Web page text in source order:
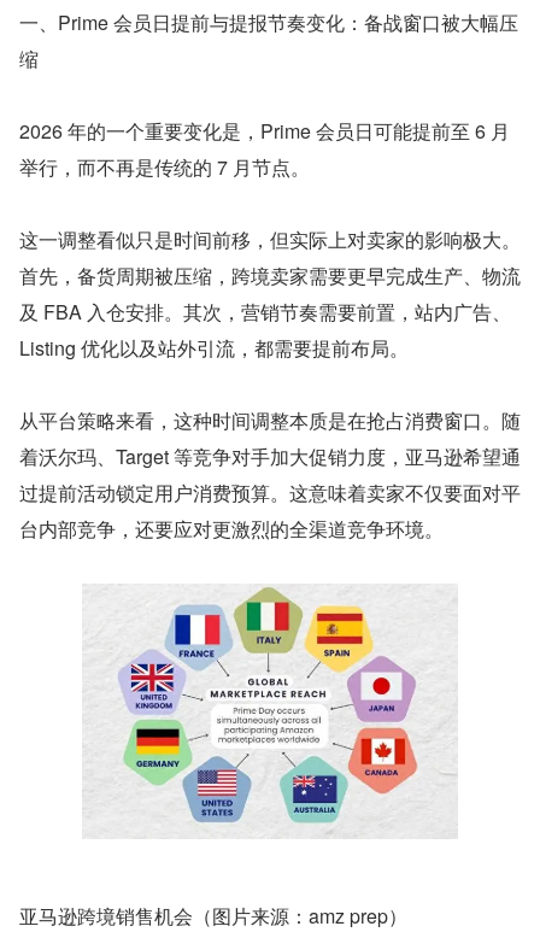
一、Prime 会员日提前与提报节奏变化：备战窗口被大幅压
缩
2026 年的一个重要变化是，Prime 会员日可能提前至 6 月
举行，而不再是传统的 7 月节点。
这一调整看似只是时间前移，但实际上对卖家的影响极大。
首先，备货周期被压缩，跨境卖家需要更早完成生产、物流
及 FBA 入仓安排。其次，营销节奏需要前置，站内广告、
Listing 优化以及站外引流，都需要提前布局。
从平台策略来看，这种时间调整本质是在抢占消费窗口。随
着沃尔玛、Target 等竞争对手加大促销力度，亚马逊希望通
过提前活动锁定用户消费预算。这意味着卖家不仅要面对平
台内部竞争，还要应对更激烈的全渠道竞争环境。
亚马逊跨境销售机会（图片来源：amz prep）